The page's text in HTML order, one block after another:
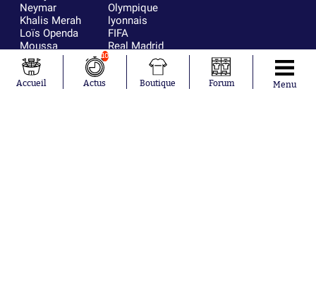
Neymar
Khalis Merah
Loïs Openda
Moussa
Niakhaté
Nicolás
Tagliafico
Olympique
lyonnais
FIFA
Real Madrid
RC Strasbourg
AC Milan
Accueil
10
Actus Boutique Forum Menu